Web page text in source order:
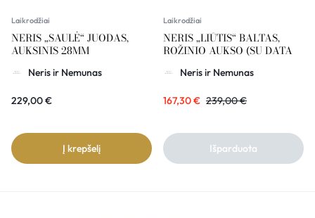
Laikrodžiai
NERIS „SAULĖ“ JUODAS,
AUKSINIS 28MM
Neris ir Nemunas
229,00€
Į krepšelį
Laikrodžiai
NERIS „LIŪTIS“ BALTAS,
ROŽINIO AUKSO (SU DATA
Neris ir Nemunas
167,30€ 239,00€
Išparduota